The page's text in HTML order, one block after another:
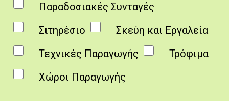
Παραδοσιακές Συνταγές
Σιτηρέσιο
Σκεύη και Εργαλεία
Τεχνικές Παραγωγής
Τρόφιμα
Χώροι Παραγωγής